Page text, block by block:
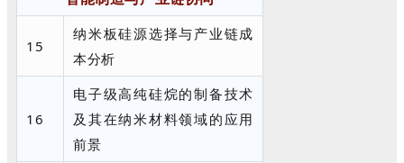
15
纳米板硅源选择与产业链成
本分析
16
电子级高纯硅烷的制备技术
及其在纳米材料领域的应用
前景